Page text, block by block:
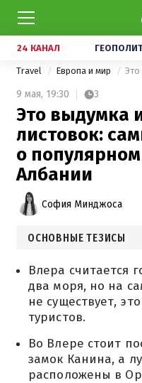
24 КАНАЛ
Travel Европа и мир
9 мая, 19:30 3
Это выдумка
листовок:
о
Албании
София Минджоса
ОСНОВНЫЕ ТЕЗИСЫ
Влера считается
два моря, но на
не существует,
туристов.
Во Влере стоит
замок Канина, а
расположены в